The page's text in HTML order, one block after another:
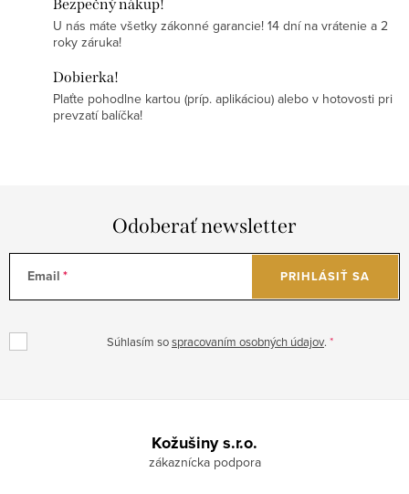
Bezpečný nákup!
U nás máte všetky zákonné garancie! 14 dní na vrátenie a 2
roky záruka!
Dobierka!
Plaťte pohodlne kartou (príp. aplikáciou) alebo v hotovosti pri
prevzatí balíčka!
Odoberať newsletter
Email
Súhlasím sospracovaním osobných údajov.
PRIHLÁSIŤ SA
Kožušiny s.r.o.